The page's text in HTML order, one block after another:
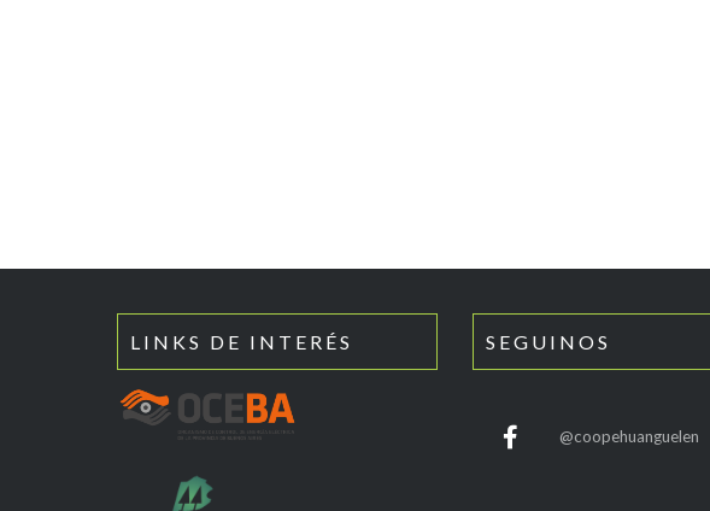
LINKS DE INTERÉS SEGUINOS
@coopehuanguelen